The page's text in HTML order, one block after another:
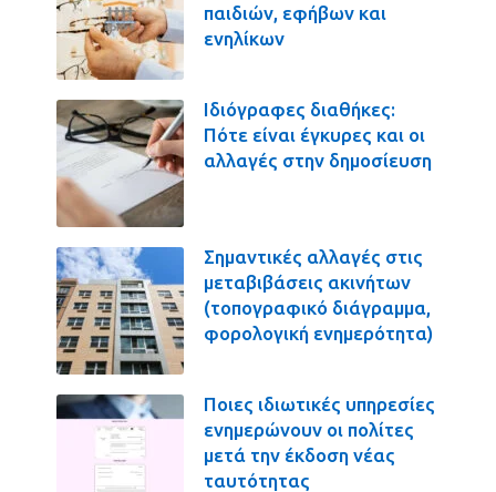
παιδιών, εφήβων και
ενηλίκων
Ιδιόγραφες διαθήκες:
Πότε είναι έγκυρες και οι
αλλαγές στην δημοσίευση
Σημαντικές αλλαγές στις
μεταβιβάσεις ακινήτων
(τοπογραφικό διάγραμμα,
φορολογική ενημερότητα)
Ποιες ιδιωτικές υπηρεσίες
ενημερώνουν οι πολίτες
μετά την έκδοση νέας
ταυτότητας